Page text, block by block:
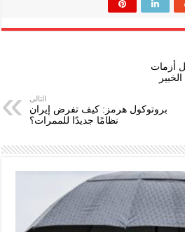
أزمات
التالى
بروتوكول هرمز: كيف تفرض إيران
نظامًا جديدًا للممرات؟